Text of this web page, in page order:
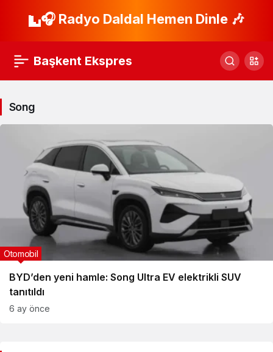
🎧 Radyo Daldal Hemen Dinle 🎶
Başkent Ekspres
Song
BYD’den yeni hamle: Song Ultra EV elektrikli SUV
tanıtıldı
Otomobil
6 ay önce